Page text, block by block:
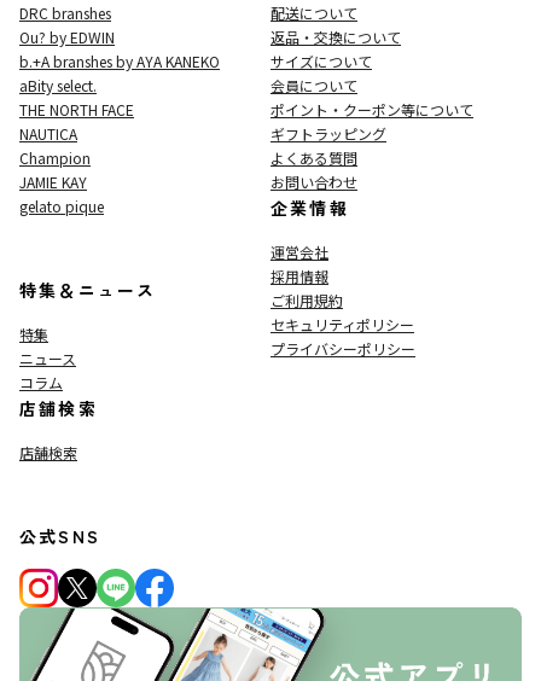
DRC branshes
Ou? by EDWIN
b.+A branshes by AYA KANEKO
aBity select.
THE NORTH FACE
NAUTICA
Champion
JAMIE KAY
gelato pique
特集＆ニュース
特集
ニュース
コラム
店舗検索
店舗検索
配送について
返品・交換について
サイズについて
会員について
ポイント・クーポン等について
ギフトラッピング
よくある質問
お問い合わせ
企業情報
運営会社
採用情報
ご利用規約
セキュリティポリシー
プライバシーポリシー
公式SNS